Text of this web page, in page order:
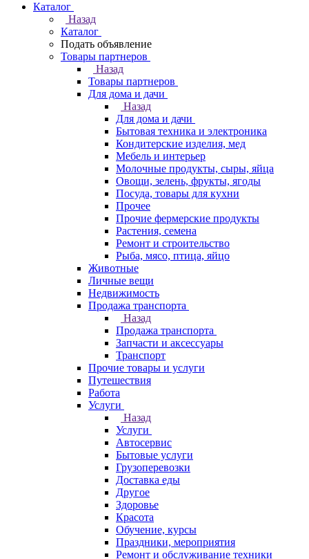
Каталог
Назад
Каталог
Подать объявление
Товары партнеров
Назад
Товары партнеров
Для дома и дачи
Назад
Для дома и дачи
Бытовая техника и электроника
Кондитерские изделия, мед
Мебель и интерьер
Молочные продукты, сыры, яйца
Овощи, зелень, фрукты, ягоды
Посуда, товары для кухни
Прочее
Прочие фермерские продукты
Растения, семена
Ремонт и строительство
Рыба, мясо, птица, яйцо
Животные
Личные вещи
Недвижимость
Продажа транспорта
Назад
Продажа транспорта
Запчасти и аксессуары
Транспорт
Прочие товары и услуги
Путешествия
Работа
Услуги
Назад
Услуги
Автосервис
Бытовые услуги
Грузоперевозки
Доставка еды
Другое
Здоровье
Красота
Обучение, курсы
Праздники, мероприятия
Ремонт и обслуживание техники